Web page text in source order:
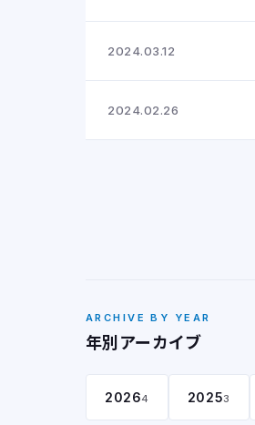
2024.03.12
2024.02.26
ARCHIVE BY YEAR
年別アーカイブ
20264 20253